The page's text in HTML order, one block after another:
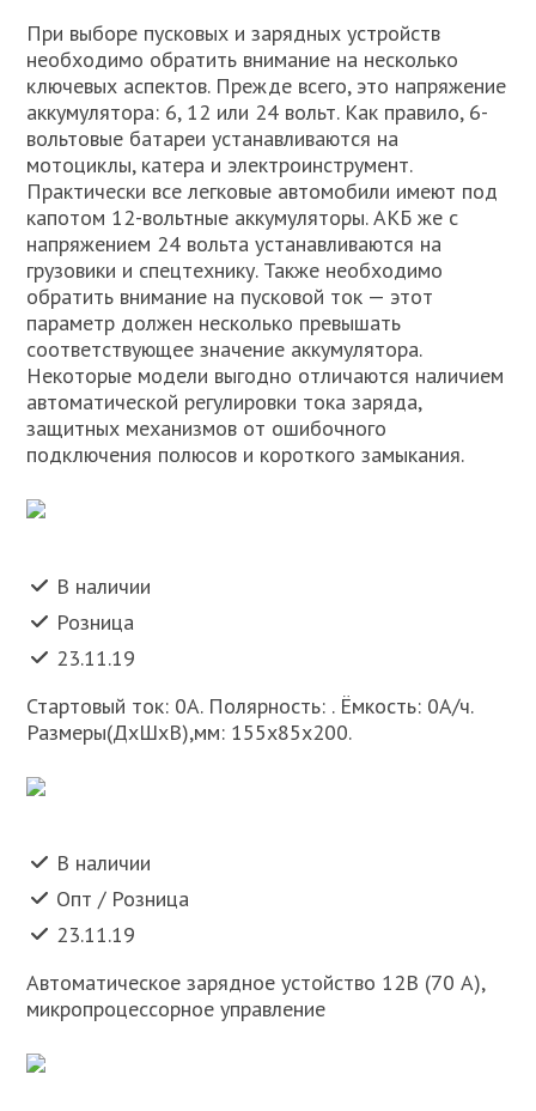
При выборе пусковых и зарядных устройств
необходимо обратить внимание на несколько
ключевых аспектов. Прежде всего, это напряжение
аккумулятора: 6, 12 или 24 вольт. Как правило, 6-
вольтовые батареи устанавливаются на
мотоциклы, катера и электроинструмент.
Практически все легковые автомобили имеют под
капотом 12-вольтные аккумуляторы. АКБ же с
напряжением 24 вольта устанавливаются на
грузовики и спецтехнику. Также необходимо
обратить внимание на пусковой ток — этот
параметр должен несколько превышать
соответствующее значение аккумулятора.
Некоторые модели выгодно отличаются наличием
автоматической регулировки тока заряда,
защитных механизмов от ошибочного
подключения полюсов и короткого замыкания.
В наличии
Розница
23.11.19
Стартовый ток: 0А. Полярность: . Ёмкость: 0А/ч.
Размеры(ДхШхВ),мм: 155x85x200.
В наличии
Опт / Розница
23.11.19
Автоматическое зарядное устойство 12В (70 А),
микропроцессорное управление